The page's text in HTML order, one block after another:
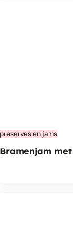
preserves en jams
Bramenjam